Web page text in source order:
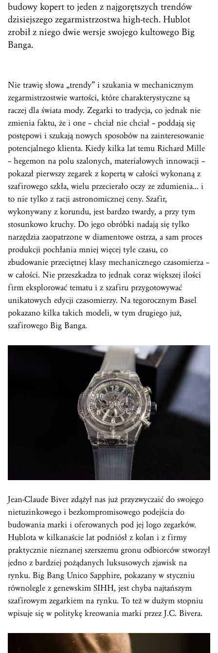
budowy kopert to jeden z najgorętszych trendów
dzisiejszego zegarmistrzostwa high-tech. Hublot
zrobił z niego dwie wersje swojego kultowego Big
Banga.
Nie trawię słowa „trendy” i szukania w mechanicznym
zegarmistrzostwie wartości, które charakterystyczne są
raczej dla świata mody. Zegarki to tradycja, co jednak nie
zmienia faktu, że i one – chciał nie chciał – poddają się
postępowi i szukają nowych sposobów na zainteresowanie
potencjalnego klienta. Kiedy kilka lat temu Richard Mille
– hegemon na polu szalonych, materiałowych innowacji –
pokazał pierwszy zegarek z kopertą w całości wykonaną z
szafirowego szkła, wielu przecierało oczy ze zdumienia… i
to nie tylko z racji astronomicznej ceny. Szafir,
wykonywany z korundu, jest bardzo twardy, a przy tym
stosunkowo kruchy. Do jego obróbki nadają się tylko
narzędzia zaopatrzone w diamentowe ostrza, a sam proces
produkcji pochłania mniej więcej tyle czasu, co
zbudowanie przeciętnej klasy mechanicznego czasomierza –
w całości. Nie przeszkadza to jednak coraz większej ilości
firm eksplorować tematu i z szafiru przygotowywać
unikatowych edycji czasomierzy. Na tegorocznym Basel
pokazano kilka takich modeli, w tym drugiego już,
szafirowego Big Banga.
Jean-Claude Biver zdążył nas już przyzwyczaić do swojego
nietuzinkowego i bezkompromisowego podejścia do
budowania marki i oferowanych pod jej logo zegarków.
Hublota w kilkanaście lat podniósł z kolan i z firmy
praktycznie nieznanej szerszemu gronu odbiorców stworzył
jedno z bardziej pożądanych luksusowych zjawisk na
rynku. Big Bang Unico Sapphire, pokazany w styczniu
równolegle z genewskim SIHH, jest chyba najtańszym
szafirowym zegarkiem na rynku. To też w dużym stopniu
wpisuje się w politykę kreowania marki przez J.C. Bivera.